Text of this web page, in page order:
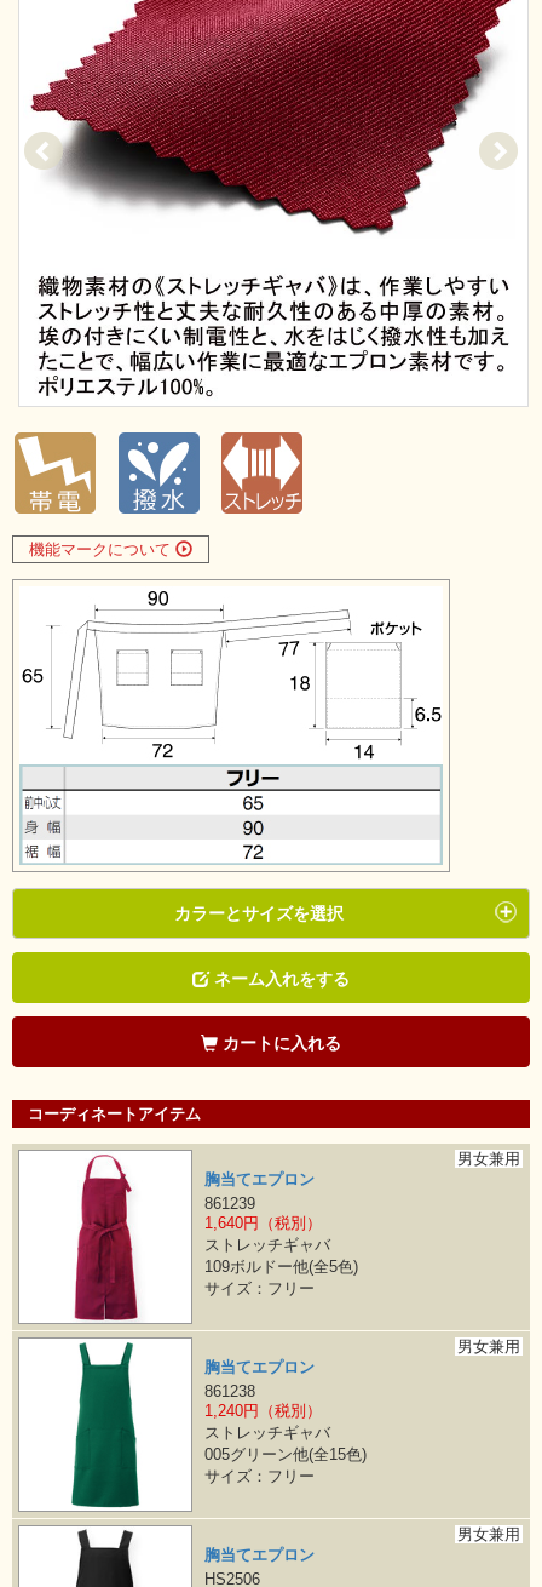
機能マークについて
カラーとサイズを選択
ネーム入れをする
カートに入れる
コーディネートアイテム
男女兼用
胸当てエプロン
861239
1,640円（税別）
ストレッチギャバ
109ボルドー他(全5色)
サイズ：フリー
男女兼用
胸当てエプロン
861238
1,240円（税別）
ストレッチギャバ
005グリーン他(全15色)
サイズ：フリー
男女兼用
胸当てエプロン
HS2506